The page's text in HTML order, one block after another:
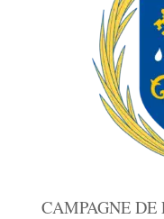
CAMPAGNE